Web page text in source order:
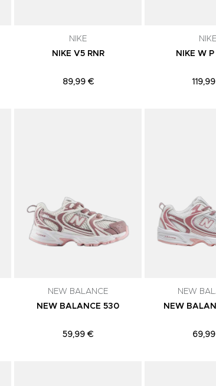
NIKE
NIKE V5 RNR
89,99 €
NIKE
NIKE W
NEW BALANCE
NEW BALANCE 530
59,99 €
NEW
NEW